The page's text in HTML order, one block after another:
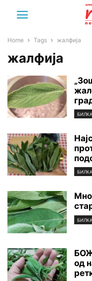
Home Tags жалфија
жалфија
од